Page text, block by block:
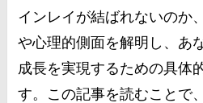
インレイが結ばれないのか
や心理的側面を解明し、あ
成長を実現するための具体
す。この記事を読むことで